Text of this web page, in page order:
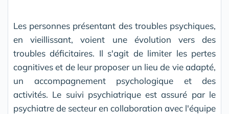
Les personnes présentant des troubles psychiques,
en vieillissant, voient une évolution vers des
troubles déficitaires. Il s'agit de limiter les pertes
cognitives et de leur proposer un lieu de vie adapté,
un accompagnement psychologique et des
activités. Le suivi psychiatrique est assuré par le
psychiatre de secteur en collaboration avec l'équipe